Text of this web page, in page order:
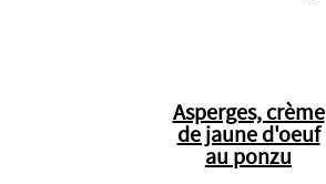
Asperges, crème
de jaune d'oeuf
au ponzu